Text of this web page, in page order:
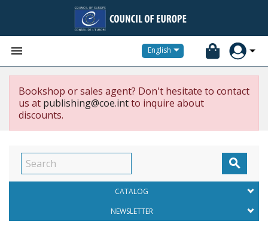
 English
Bookshop or sales agent? Don't hesitate to contact
us at publishing@coe.intto inquire about
discounts.

CATALOG
NEWSLETTER